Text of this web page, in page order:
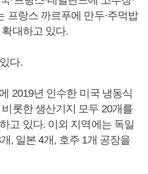
프랑스 까르푸에 만두·주먹밥
대하고 있다.
다.
2019년 인수한 미국 냉동식
롯한 생산기지 모두 20개를
고 있다. 이외 지역에는 독일
, 일본 4개, 호주 1개 공장을